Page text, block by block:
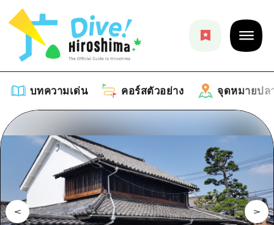
บทความเด่น คอร์สตัวอย่าง จุดหมายปล
บทความเด่น
รายการ
คำแนะนำ
ศิลปะ
คอร์สตัวอย่าง
รายการ
จุดหมายปลายทาง